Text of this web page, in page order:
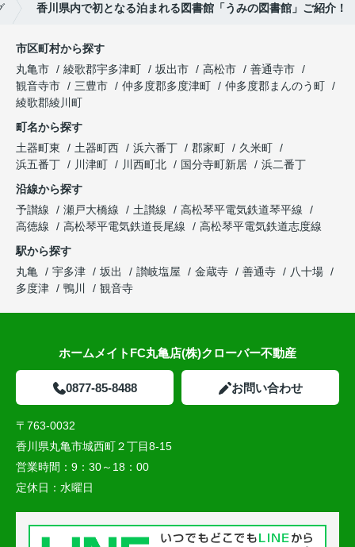
香川県内で初となる泊まれる図書館「うみの図書館」ご紹介！
市区町村から探す
丸亀市
綾歌郡宇多津町 坂出市 高松市
善通寺市
観音寺市
三豊市 仲多度郡多度津町
仲多度郡まんのう町
綾歌郡綾川町
町名から探す
土器町東
土器町西 浜六番丁 郡家町
久米町
浜五番丁
川津町 川西町北 国分寺町新居
浜二番丁
沿線から探す
予讃線
瀬戸大橋線 土讃線
高松琴平電気鉄道琴平線
高徳線
高松琴平電気鉄道長尾線
高松琴平電気鉄道志度線
駅から探す
丸亀
宇多津 坂出 讃岐塩屋 金蔵寺 善通寺
八十場
多度津
鴨川 観音寺
ホームメイトFC丸亀店(株)クローバー不動産
0877-85-8488 お問い合わせ
〒763-0032
香川県丸亀市城西町２丁目8-15
営業時間： 9：30～18：00
定休日： 水曜日